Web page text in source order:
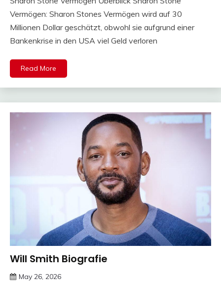
Vermögen: Sharon Stones Vermögen wird auf 30
Millionen Dollar geschätzt, obwohl sie aufgrund einer
Bankenkrise in den USA viel Geld verloren
Read More
Trends
Will Smith Biografie
May 26, 2026